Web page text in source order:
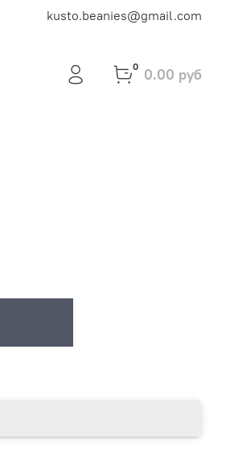
kusto.beanies@gmail.com
0 0.00 руб